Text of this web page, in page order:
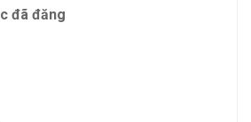
đã đăng